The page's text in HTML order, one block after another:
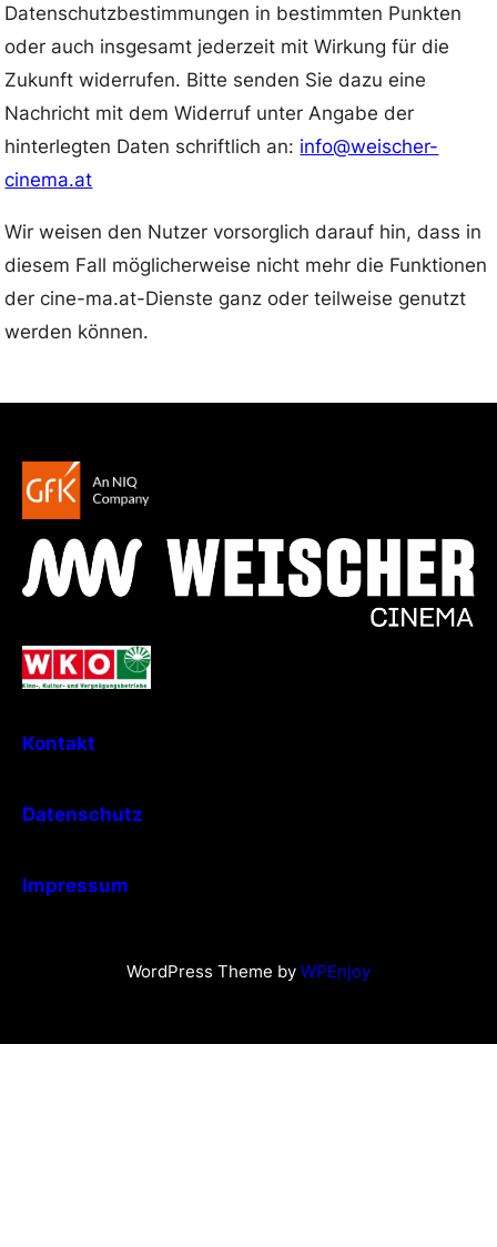
Datenschutzbestimmungen in bestimmten Punkten
oder auch insgesamt jederzeit mit Wirkung für die
Zukunft widerrufen. Bitte senden Sie dazu eine
Nachricht mit dem Widerruf unter Angabe der
hinterlegten Daten schriftlich an: info@weischer-
cinema.at
Wir weisen den Nutzer vorsorglich darauf hin, dass in
diesem Fall möglicherweise nicht mehr die Funktionen
der cine-ma.at-Dienste ganz oder teilweise genutzt
werden können.
Kontakt
Datenschutz
Impressum
WordPress Theme by WPEnjoy